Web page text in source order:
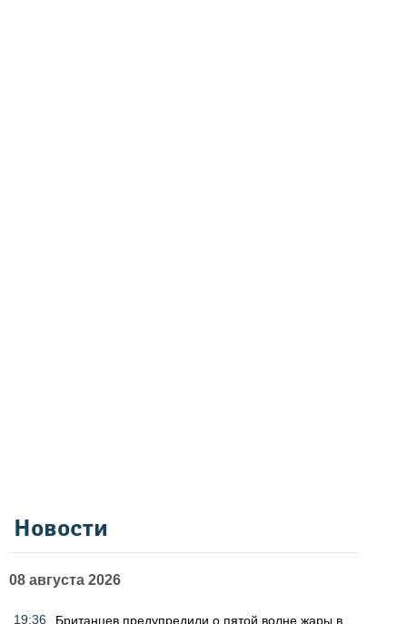
Новости
08 августа 2026
19:36 Британцев предупредили о пятой волне жары в